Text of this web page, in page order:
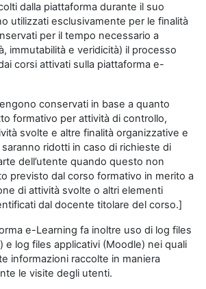
dalla piattaforma durante il suo
utilizzati esclusivamente per le finalità
per il tempo necessario a
immutabilità e veridicità) il processo
corsi attivati sulla piattaforma e-
conservati in base a quanto
formativo per attività di controllo,
svolte e altre finalità organizzative e
ridotti in caso di richieste di
dell’utente quando questo non
previsto dal corso formativo in merito a
di attività svolte o altri elementi
dal docente titolare del corso.]
e-Learning fa inoltre uso di log files
e log files applicativi (Moodle) nei quali
informazioni raccolte in maniera
le visite degli utenti.